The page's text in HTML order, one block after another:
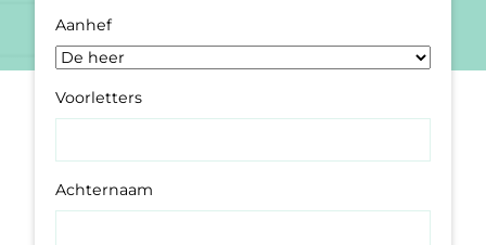
Aanhef
Voorletters
Achternaam